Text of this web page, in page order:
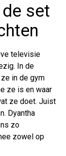
set
televisie
In de
in de gym
ze is en waar
ze doet. Juist
Dyantha
zo
zowel op